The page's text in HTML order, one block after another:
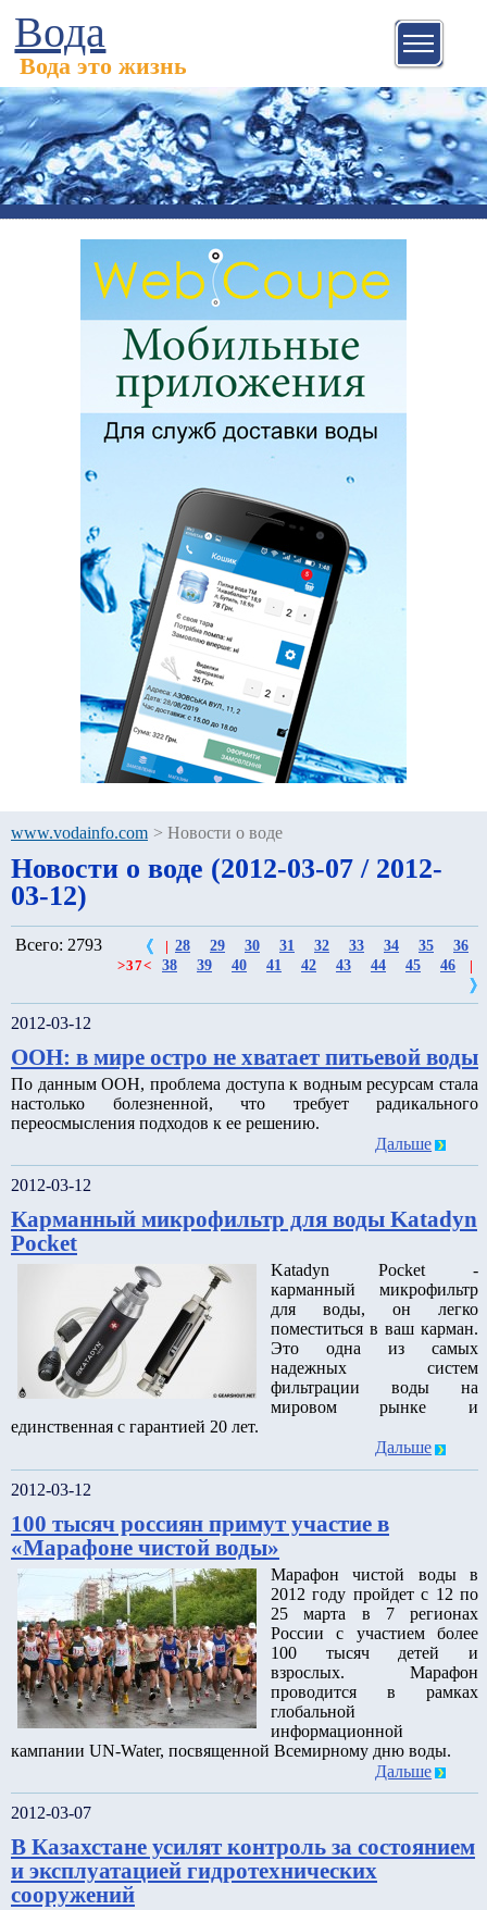
Вода
Вода это жизнь
www.vodainfo.com > Новости о воде
Новости о воде (2012-03-07 / 2012-
03-12)
Всего: 2793 28 29 30 31 32 33 34 35 36
>37< 38 39 40 41 42 43 44 45 46
2012-03-12
ООН: в мире остро не хватает питьевой воды
По данным ООН, проблема доступа к водным ресурсам стала
настолько болезненной, что требует радикального
переосмысления подходов к ее решению.
Дальше
2012-03-12
Карманный микрофильтр для воды Katadyn
Pocket
Katadyn Pocket -
карманный микрофильтр
для воды, он легко
поместиться в ваш карман.
Это одна из самых
надежных систем
фильтрации воды на
мировом рынке и
единственная с гарантией 20 лет.
Дальше
2012-03-12
100 тысяч россиян примут участие в
«Марафоне чистой воды»
Марафон чистой воды в
2012 году пройдет с 12 по
25 марта в 7 регионах
России с участием более
100 тысяч детей и
взрослых. Марафон
проводится в рамках
глобальной
информационной
кампании UN-Water, посвященной Всемирному дню воды.
Дальше
2012-03-07
В Казахстане усилят контроль за состоянием
и эксплуатацией гидротехнических
сооружений